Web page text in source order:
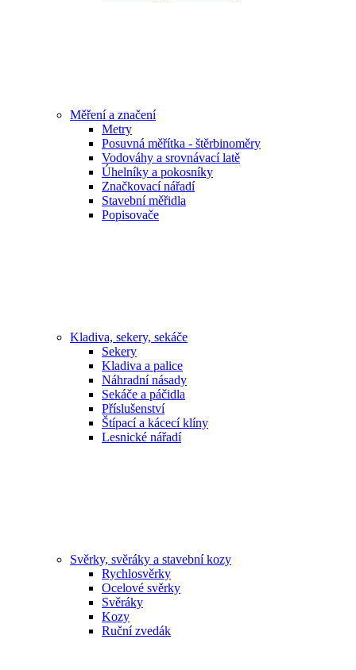
Měření a značení
Metry
Posuvná měřítka - štěrbinoměry
Vodováhy a srovnávací latě
Úhelníky a pokosníky
Značkovací nářadí
Stavební měřidla
Popisovače
Kladiva, sekery, sekáče
Sekery
Kladiva a palice
Náhradní násady
Sekáče a páčidla
Příslušenství
Štípací a kácecí klíny
Lesnické nářadí
Svěrky, svěráky a stavební kozy
Rychlosvěrky
Ocelové svěrky
Svěráky
Kozy
Ruční zvedák